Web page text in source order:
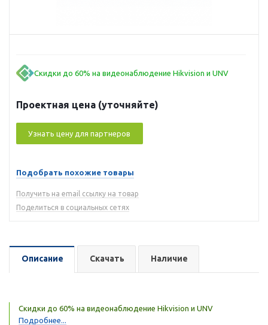
Скидки до 60% на видеонаблюдение Hikvision и UNV
Проектная цена (уточняйте)
Узнать цену для партнеров
Подобрать похожие товары
Получить на email ссылку на товар
Поделиться в социальных сетях
Описание Скачать Наличие
Скидки до 60% на видеонаблюдение Hikvision и UNV
Подробнее...